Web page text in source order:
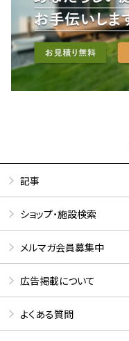
記事
ショップ・施設検索
メルマガ会員募集中
広告掲載について
よくある質問